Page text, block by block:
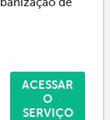
ACESSAR
O
SERVIÇO